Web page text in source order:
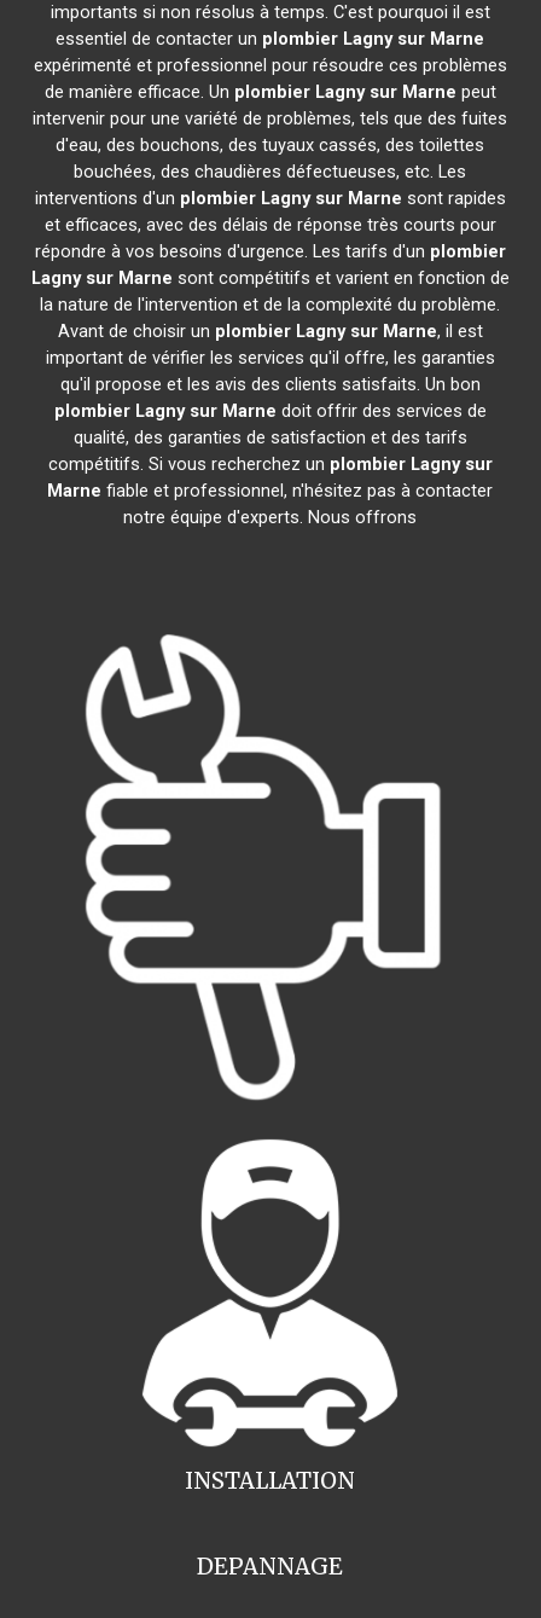
importants si non résolus à temps. C'est pourquoi il est
essentiel de contacter un plombier Lagny sur Marne
expérimenté et professionnel pour résoudre ces problèmes
de manière efficace. Un plombier Lagny sur Marne peut
intervenir pour une variété de problèmes, tels que des fuites
d'eau, des bouchons, des tuyaux cassés, des toilettes
bouchées, des chaudières défectueuses, etc. Les
interventions d'un plombier Lagny sur Marne sont rapides
et efficaces, avec des délais de réponse très courts pour
répondre à vos besoins d'urgence. Les tarifs d'un plombier
Lagny sur Marne sont compétitifs et varient en fonction de
la nature de l'intervention et de la complexité du problème.
Avant de choisir un plombier Lagny sur Marne, il est
important de vérifier les services qu'il offre, les garanties
qu'il propose et les avis des clients satisfaits. Un bon
plombier Lagny sur Marne doit offrir des services de
qualité, des garanties de satisfaction et des tarifs
compétitifs. Si vous recherchez un plombier Lagny sur
Marne fiable et professionnel, n'hésitez pas à contacter
notre équipe d'experts. Nous offrons
INSTALLATION
DEPANNAGE